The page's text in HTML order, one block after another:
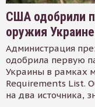
США одобрили
оружия
Администрация
одобрила первую
Украины в рамках
Requirements List.
на два источника,